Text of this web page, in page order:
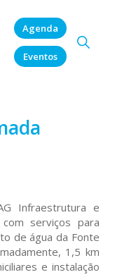
Agenda
Eventos
Infraestrutura e
serviços para
de água da Fonte
1,5 km
e instalação